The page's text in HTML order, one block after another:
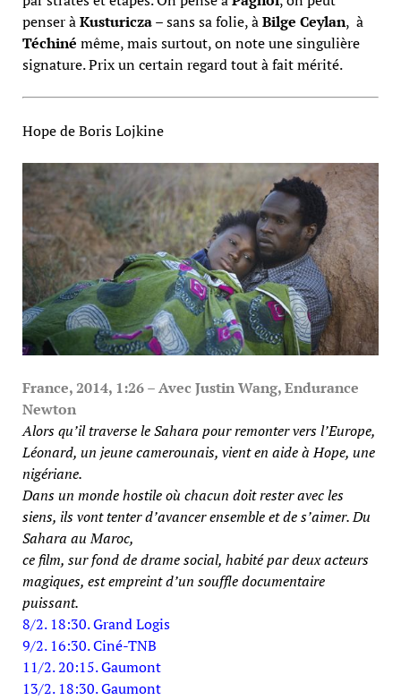
penser àKusturicza– sans sa folie, àBilge Ceylan, à
Téchiné même, mais surtout, on note une singulière
signature. Prix un certain regard tout à fait mérité.
Hope de Boris Lojkine
France, 2014, 1:26 – Avec Justin Wang, Endurance
Newton
Alors qu’il traverse le Sahara pour remonter vers l’Europe,
Léonard, un jeune camerounais, vient en aide à Hope, une
nigériane.
Dans un monde hostile où chacun doit rester avec les
siens, ils vont tenter d’avancer ensemble et de s’aimer. Du
Sahara au Maroc,
ce film, sur fond de drame social, habité par deux acteurs
magiques, est empreint d’un souffle documentaire
puissant.
8/2. 18:30. Grand Logis
9/2. 16:30. Ciné-TNB
11/2. 20:15. Gaumont
13/2. 18:30. Gaumont